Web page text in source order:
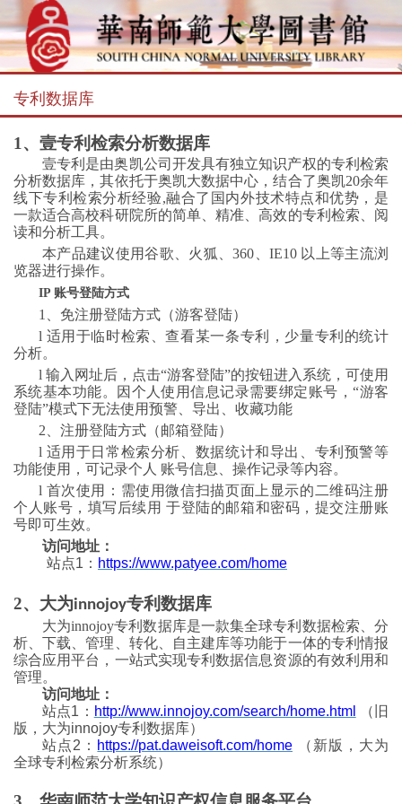
专利数据库
1、 壹专利检索分析数据库
壹专利是由奥凯公司开发具有独立知识产权的专利检索
分析数据库，其依托于奥凯大数据中心，结合了奥凯20余年
线下专利检索分析经验,融合了国内外技术特点和优势，是
一款适合高校科研院所的简单、精准、高效的专利检索、阅
读和分析工具。
本产品建议使用谷歌、火狐、360、IE10 以上等主流浏
览器进行操作。
IP 账号登陆方式
1、免注册登陆方式（游客登陆）
l 适用于临时检索、查看某一条专利，少量专利的统计
分析。
l 输入网址后，点击“游客登陆”的按钮进入系统，可使用
系统基本功能。因个人使用信息记录需要绑定账号，“游客
登陆”模式下无法使用预警、导出、收藏功能
2、注册登陆方式（邮箱登陆）
l 适用于日常检索分析、数据统计和导出、专利预警等
功能使用，可记录个人 账号信息、操作记录等内容。
l 首次使用：需使用微信扫描页面上显示的二维码注册
个人账号，填写后续用 于登陆的邮箱和密码，提交注册账
号即可生效。
访问地址：
站点1： https://www.patyee.com/home
2、 大为innojoy专利数据库
大为innojoy专利数据库是一款集全球专利数据检索、分
析、下载、管理、转化、自主建库等功能于一体的专利情报
综合应用平台，一站式实现专利数据信息资源的有效利用和
管理。
访问地址：
站点1： http://www.innojoy.com/search/home.html （ 旧
版， 大为innojoy专利数据库）
站点2 ： https://pat.daweisoft.com/home （ 新版， 大为
全球专利检索分析系统）